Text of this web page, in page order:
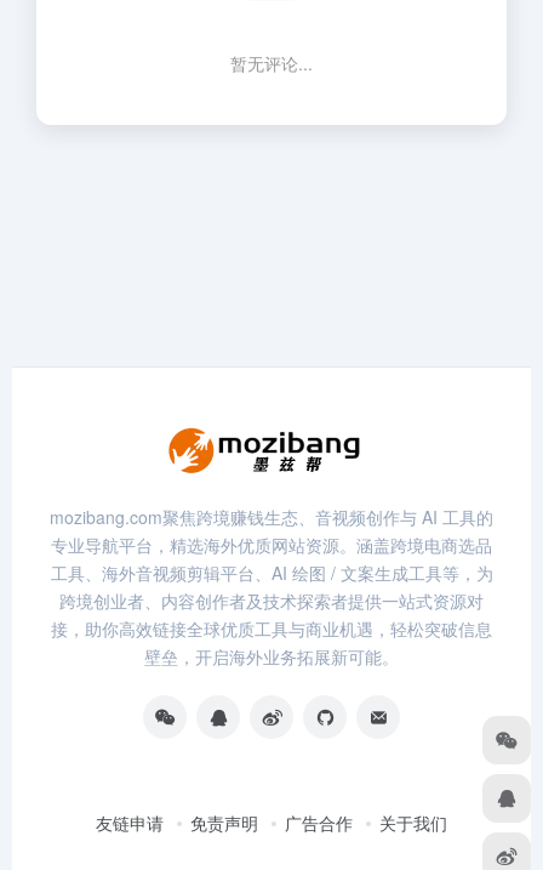
暂无评论...
mozibang.com聚焦跨境赚钱生态、音视频创作与 AI 工具的
专业导航平台，精选海外优质网站资源。涵盖跨境电商选品
工具、海外音视频剪辑平台、AI 绘图 / 文案生成工具等，为
跨境创业者、内容创作者及技术探索者提供一站式资源对
接，助你高效链接全球优质工具与商业机遇，轻松突破信息
壁垒，开启海外业务拓展新可能。
友链申请 免责声明 广告合作 关于我们